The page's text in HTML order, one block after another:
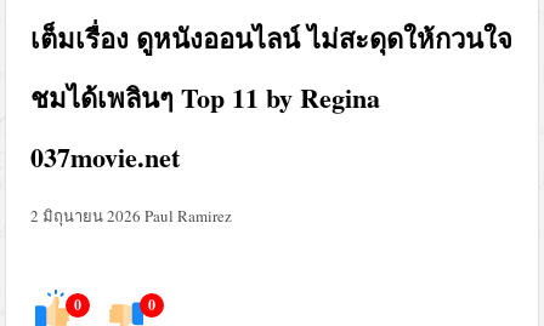
เต็มเรื่อง ดูหนังออนไลน์ ไม่สะดุดให้กวนใจ
ชมได้เพลินๆ Top 11 by Regina
037movie.net
2 มิถุนายน 2026 Paul Ramirez
0 0